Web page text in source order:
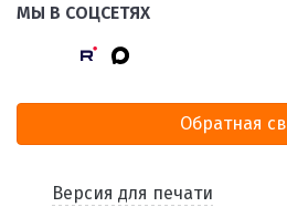
МЫ В СОЦСЕТЯХ
Обратная
Версия для печати